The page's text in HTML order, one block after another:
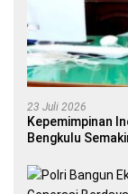
23 Juli 2026
Kepemimpinan
Bengkulu